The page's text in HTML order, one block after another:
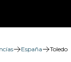
España Toledo